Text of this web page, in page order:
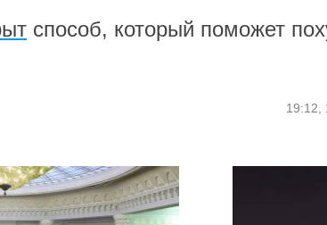
способ, который поможет
19:12,